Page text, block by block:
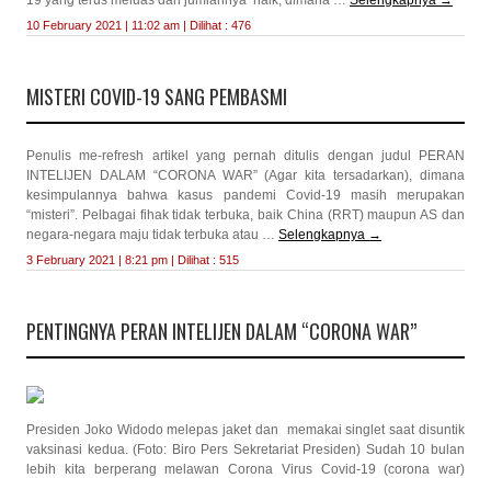
10 February 2021 | 11:02 am | Dilihat : 476
MISTERI COVID-19 SANG PEMBASMI
Penulis me-refresh artikel yang pernah ditulis dengan judul PERAN
INTELIJEN DALAM “CORONA WAR” (Agar kita tersadarkan), dimana
kesimpulannya bahwa kasus pandemi Covid-19 masih merupakan
“misteri”. Pelbagai fihak tidak terbuka, baik China (RRT) maupun AS dan
negara-negara maju tidak terbuka atau … Selengkapnya →
3 February 2021 | 8:21 pm | Dilihat : 515
PENTINGNYA PERAN INTELIJEN DALAM “CORONA WAR”
Presiden Joko Widodo melepas jaket dan memakai singlet saat disuntik
vaksinasi kedua. (Foto: Biro Pers Sekretariat Presiden) Sudah 10 bulan
lebih kita berperang melawan Corona Virus Covid-19 (corona war)